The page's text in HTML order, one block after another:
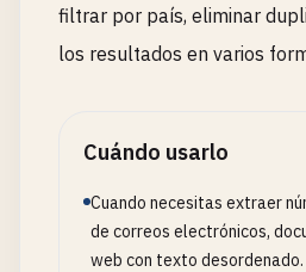
filtrar por país, eliminar
los resultados en varios
Cuándo usarlo
Cuando necesitas extraer
de correos electrónicos,
web con texto desordenado.